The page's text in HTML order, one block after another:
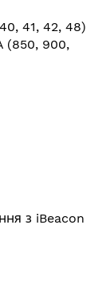
41, 42, 48)
(850, 900,
з iBeacon